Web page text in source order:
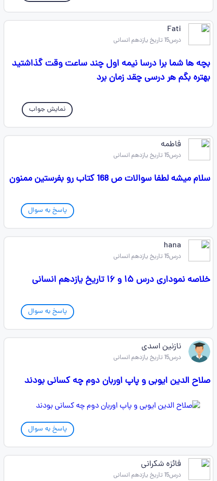
Fati
درس15 تاریخ یازدهم انسانی
بچه ها شما برا درسا نیمه اول چند ساعت وقت گذاشتید
بهتره بگم هر درسی چقد زمان برد
نمایش جواب
فاطمه
درس15 تاریخ یازدهم انسانی
سلام میشه لطفا سوالات ص 168 کتاب رو بفرستین ممنون
پاسخ به سوال
hana
درس15 تاریخ یازدهم انسانی
خلاصه نموداری درس ۱۵ و ۱۶ تاریخ یازدهم انسانی
پاسخ به سوال
نازنین اسدی
درس15 تاریخ یازدهم انسانی
صلاح الدین ایوبی و پاپ اوربان دوم چه کسانی بودند
پاسخ به سوال
فائزه شکرانی
درس15 تاریخ یازدهم انسانی